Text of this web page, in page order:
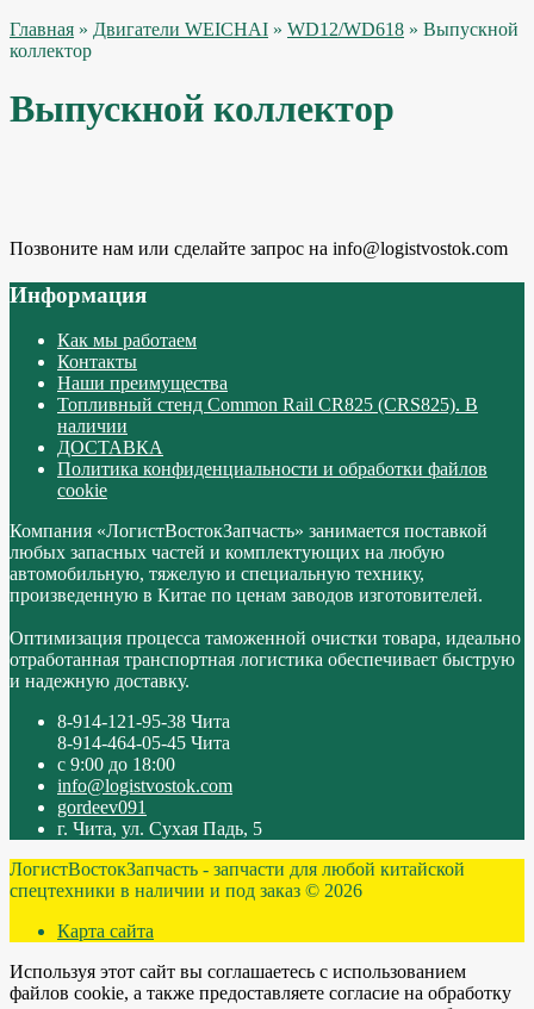
Главная » Двигатели WEICHAI » WD12/WD618 » Выпускной
коллектор
Выпускной коллектор
Позвоните нам или сделайте запрос на info@logistvostok.com
Информация
Как мы работаем
Контакты
Наши преимущества
Топливный стенд Common Rail CR825 (CRS825). В
наличии
ДОСТАВКА
Политика конфиденциальности и обработки файлов
cookie
Компания «ЛогистВостокЗапчасть» занимается поставкой
любых запасных частей и комплектующих на любую
автомобильную, тяжелую и специальную технику,
произведенную в Китае по ценам заводов изготовителей.
Оптимизация процесса таможенной очистки товара, идеально
отработанная транспортная логистика обеспечивает быструю
и надежную доставку.
8-914-121-95-38 Чита
8-914-464-05-45 Чита
с 9:00 до 18:00
info@logistvostok.com
gordeev091
г. Чита, ул. Сухая Падь, 5
ЛогистВостокЗапчасть - запчасти для любой китайской
спецтехники в наличии и под заказ © 2026
Карта сайта
Используя этот сайт вы соглашаетесь с использованием
файлов cookie, а также предоставляете согласие на обработку